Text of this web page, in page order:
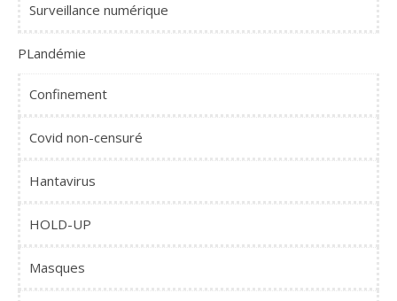
Surveillance numérique
PLandémie
Confinement
Covid non-censuré
Hantavirus
HOLD-UP
Masques